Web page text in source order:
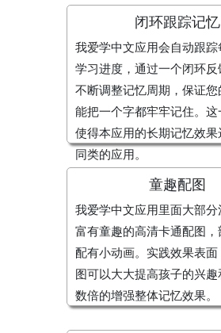
闭环跟踪记忆
我爱学中文应用会自动跟踪
学习进度，通过一个闭环反
不断调整记忆周期，保证
能把一个字都牢牢记住。
使得本应用的长期记忆效
同类的应用。
童趣配图
我爱学中文应用里面大部
富有童趣的高清卡通配图
配有小动画。实践效果表
图可以大大提高孩子的兴趣
数倍的增强整体记忆效果。